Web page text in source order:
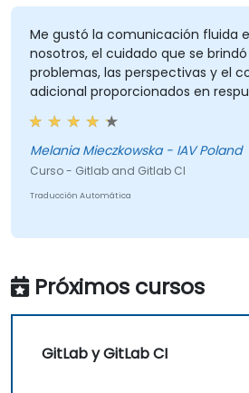
Me gustó la comunicación fluida
nosotros, el cuidado que se
problemas, las perspectivas y el
adicional proporcionados en
preguntas. Me gustó el ritmo, no
en ningún momento, incluso con
técnicos. Cada tema fue tratado
Melania Mieczkowska - IAV Poland
Curso - Gitlab and Gitlab CI
Traducción Automática
Próximos cursos
GitLab y GitLab CI